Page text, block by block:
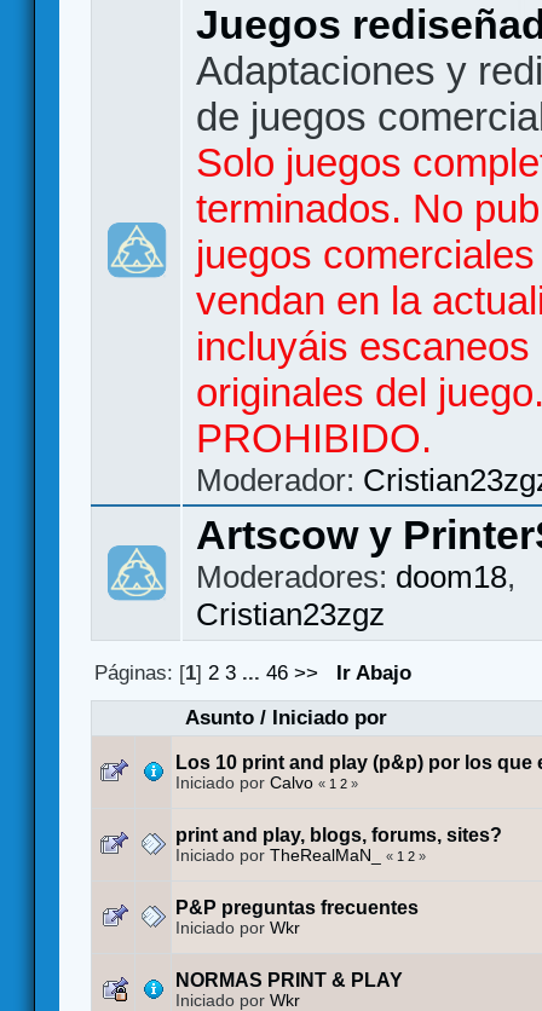
Juegos
Adaptaciones y
de juegos
Solo juegos
terminados. No
juegos
vendan en la
incluyáis escaneos
originales del
PROHIBIDO.
Moderador:
Artscow y
Moderadores: doom18,
Cristian23zgz
Páginas: [1]2 3 ...46 >>
Ir Abajo
Asunto/ Iniciado por
Los 10 print and play (p&p) por los que
Iniciado por Calvo « 1 2 »
print and play, blogs, forums, sites?
Iniciado por TheRealMaN_ « 1 2 »
P&P preguntas frecuentes
Iniciado por Wkr
NORMAS PRINT & PLAY
Iniciado por Wkr